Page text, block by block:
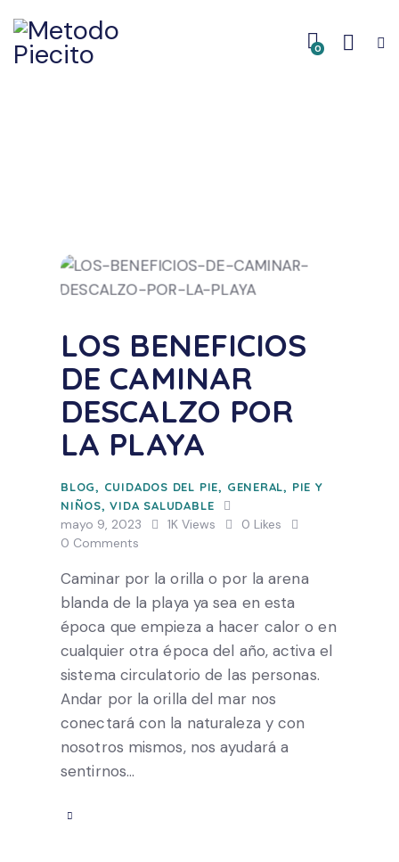
0
LOS BENEFICIOS
DE CAMINAR
DESCALZO POR
LA PLAYA
BLOG, CUIDADOS DEL PIE, GENERAL, PIE Y
NIÑOS,VIDA SALUDABLE
mayo 9, 2023 1K Views 0 Likes
0 Comments
Caminar por la orilla o por la arena
blanda de la playa ya sea en esta
época que empieza a hacer calor o en
cualquier otra época del año, activa el
sistema circulatorio de las personas.
Andar por la orilla del mar nos
conectará con la naturaleza y con
nosotros mismos, nos ayudará a
sentirnos…